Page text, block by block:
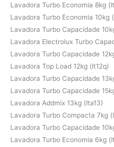
Lavadora Turbo Economia 8kg
Lavadora Turbo Economia 10kg
Lavadora Turbo Capacidade
Lavadora Electrolux Turbo
Lavadora Turbo Capacidade
Lavadora Top Load 12kg (lt12q)
Lavadora Turbo Capacidade
Lavadora Turbo Capacidade
Lavadora Addmix 13kg (lta13)
Lavadora Turbo Compacta 7kg
Lavadora Turbo Capacidade
Lavadora Turbo Economia 6kg